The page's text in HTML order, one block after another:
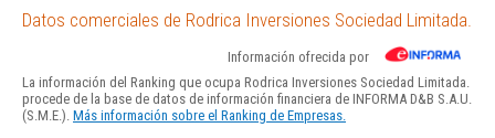
Datos comerciales de Rodrica Inversiones Sociedad Limitada.
Información ofrecida por
La información del Ranking que ocupa Rodrica Inversiones Sociedad Limitada.
procede de la base de datos de información financiera de INFORMA D&B S.A.U.
(S.M.E.). Más información sobre el Ranking de Empresas.